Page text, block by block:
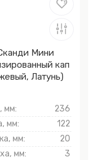
Мини
кап
Латунь)
мм:
236
мм:
122
мм:
20
мм:
3